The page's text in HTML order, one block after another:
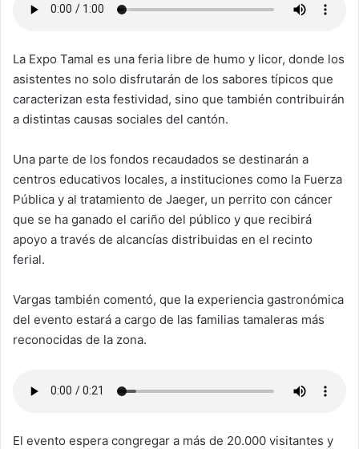
La Expo Tamal es una feria libre de humo y licor, donde los
asistentes no solo disfrutarán de los sabores típicos que
caracterizan esta festividad, sino que también contribuirán
a distintas causas sociales del cantón.
Una parte de los fondos recaudados se destinarán a
centros educativos locales, a instituciones como la Fuerza
Pública y al tratamiento de Jaeger, un perrito con cáncer
que se ha ganado el cariño del público y que recibirá
apoyo a través de alcancías distribuidas en el recinto
ferial.
Vargas también comentó, que la experiencia gastronómica
del evento estará a cargo de las familias tamaleras más
reconocidas de la zona.
El evento espera congregar a más de 20.000 visitantes y